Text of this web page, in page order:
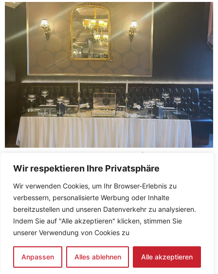
Wir respektieren Ihre Privatsphäre
Wir verwenden Cookies, um Ihr Browser-Erlebnis zu
verbessern, personalisierte Werbung oder Inhalte
bereitzustellen und unseren Datenverkehr zu analysieren.
Indem Sie auf "Alle akzeptieren" klicken, stimmen Sie
unserer Verwendung von Cookies zu
Anpassen Alles ablehnen Alle akzeptieren
Berlin’de nikah yemeği organizasyonu planlıyorsanız, bu
zamanı! La Fiamma Restaurant, zarif dekorasyonu,
merkezi konumu ve samimi atmosferiyle nikah sonrası
kutlamalar için mükemmel bir mekan sunuyor. Geniş
oturma alanları ve özel davet bölümleriyle hem küçük
aile buluşmalarına hem de kalabalık davetlere […]